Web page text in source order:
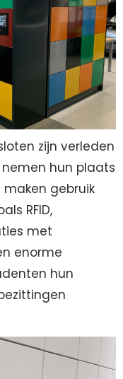
zijn verleden
hun plaats
maken gebruik
RFID,
met
enorme
hun